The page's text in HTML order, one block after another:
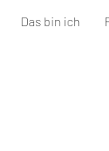
Das bin ich